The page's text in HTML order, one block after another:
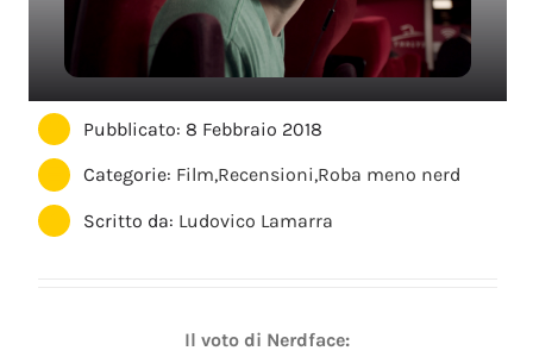
Pubblicato: 8 Febbraio 2018
Categorie: Film,Recensioni,Roba meno nerd
Scritto da: Ludovico Lamarra
Il voto di Nerdface: